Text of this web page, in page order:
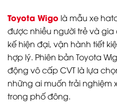
Toyota Wigo là mẫu xe
được nhiều người trẻ và
kế hiện đại, vận hành tiết
hợp lý. Phiên bản Toyota
động vô cấp CVT là lựa
những ai muốn trải nghiệm
trong phố đông.